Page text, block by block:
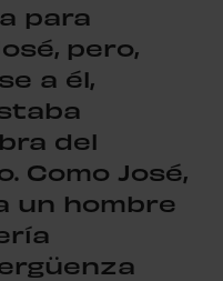
para
pero,
a él,
del
Como José,
un hombre